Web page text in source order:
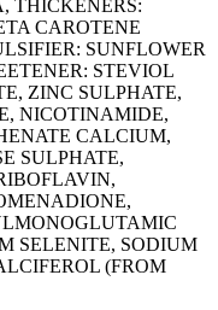
THICKENERS:
CAROTENE
SUNFLOWER
STEVIOL
ZINC SULPHATE,
NICOTINAMIDE,
CALCIUM,
SULPHATE,
SELENITE, SODIUM
(FROM